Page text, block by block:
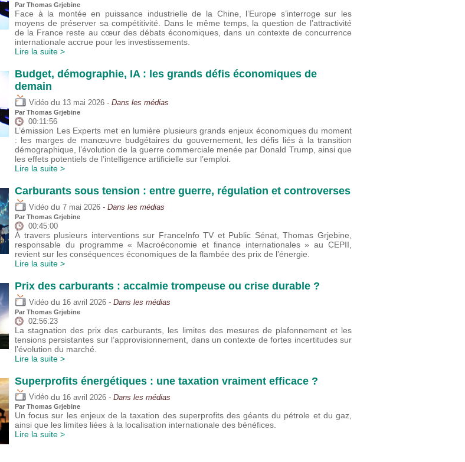
Par Thomas Grjebine
Face à la montée en puissance industrielle de la Chine, l’Europe s’interroge sur les
moyens de préserver sa compétitivité. Dans le même temps, la question de l’attractivité
de la France reste au cœur des débats économiques, dans un contexte de concurrence
internationale accrue pour les investissements.
Lire la suite >
Budget, démographie, IA : les grands défis économiques de
demain
Vidéo du 13 mai 2026 - Dans les médias
Par Thomas Grjebine
00:11:56
L’émission Les Experts met en lumière plusieurs grands enjeux économiques du moment
: les marges de manœuvre budgétaires du gouvernement, les défis liés à la transition
démographique, l’évolution de la guerre commerciale menée par Donald Trump, ainsi que
les effets potentiels de l’intelligence artificielle sur l’emploi.
Lire la suite >
Carburants sous tension : entre guerre, régulation et controverses
Vidéo du 7 mai 2026 - Dans les médias
Par Thomas Grjebine
00:45:00
À travers plusieurs interventions sur FranceInfo TV et Public Sénat, Thomas Grjebine,
responsable du programme « Macroéconomie et finance internationales » au CEPII,
revient sur les conséquences économiques de la flambée des prix de l’énergie.
Lire la suite >
Prix des carburants : accalmie trompeuse ou crise durable ?
Vidéo du 16 avril 2026 - Dans les médias
Par Thomas Grjebine
02:56:23
La stagnation des prix des carburants, les limites des mesures de plafonnement et les
tensions persistantes sur l’approvisionnement, dans un contexte de fortes incertitudes sur
l’évolution du marché.
Lire la suite >
Superprofits énergétiques : une taxation vraiment efficace ?
Vidéo du 16 avril 2026 - Dans les médias
Par Thomas Grjebine
Un focus sur les enjeux de la taxation des superprofits des géants du pétrole et du gaz,
ainsi que les limites liées à la localisation internationale des bénéfices.
Lire la suite >